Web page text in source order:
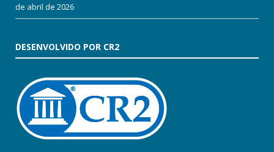
de abril de 2026
DESENVOLVIDO POR CR2